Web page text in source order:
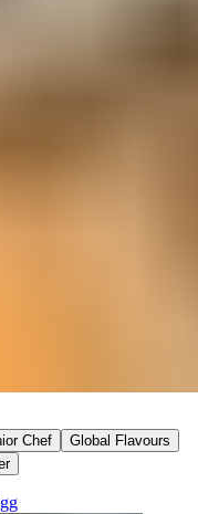
Global Flavours​​​​‌ ‍ ​‍​‍‌‍ ‌ ​‍‌‍‍‌‌‍‌ ‌‍‍‌‌‍ ‍​‍​‍​ ‍‍​‍​‍‌ ​ ‌‍​‌‌‍ ‍‌‍‍‌‌ ‌​‌ ‍‌​‍ ‍‌‍‍‌‌‍ ​‍​‍​‍ ​​‍​‍‌‍‍​‌ ​‍‌‍‌‌‌‍‌‍​‍​‍​ ‍‍​‍​‍‌‍‍​‌ ‌​‌ ‌​‌ ​​‌ ​ ​ ‍‍​‍ ​‍ ‌‍ ​​‍ ‌‌‍​‌‌‍ ‍‌‍‌​​‍ ‌‌ ​‍​‍ ‌‌‍‍​‌‍ ‌ ‌​‌‍‌‌‌‍ ​‌ ​ ​‍ ‌‌ ​ ‌ ‌​‌ ‌‌‌‍‌​‌‍‍‌‌‍ ​‍ ‍‌ ‌‍‌‍‌‌‌ ​‍‌‍​ ‌‍‌‌‌‍ ​​‍ ‍‌‍​‌‌ ​​‌ ​​​‍ ‌‍‍‌‌‍ ‍‌ ‌​‌‍‌‌‌‍ ‍‌ ‌​​‍ ‌‍‌‌‌‍‌​‌‍‍‌‌ ‌​​‍ ‌‍ ‌‌‍ ‌‍‌​‌‍‌‌​ ‌‌ ​​‌ ​‍‌‍‌‌‌ ​ ‌‍‌‌‌‍ ‍‌ ‌​‌‍​‌‌ ‌​‌‍‍‌‌‍ ‌‍ ‍​ ‍ ‌‍‍‌‌‍‌​​ ‌​ ​ ‌‍​‌‌‍​‌​ ‍​‌‍​ ‌‍‌‌‌‍​‍​ ‌‍​‍ ‌‌‍​‍​ ‌ ​ ​‍​ ​ ​‍ ‌​ ‌​​ ‌ ​ ‍‌​ ​ ​‍ ‌​ ‍‌‌‍​‍‌‍‌‍‌‍‌‍​‍ ‌‌‍‌‍​ ‍‌​ ​ ​ ​‌​ ‌​‌‍‌‌​ ‍‌​ ‍​‌‍‌​​ ‍​​ ​‍​ ‌​​ ‍ ‌ ‌​‌ ‍‌‌ ​​‌‍‌‌​ ‌‌‍‍​‌‍ ‌ ‌​‌‍‌‌‌‍ ​‌​​ ‌‍ ​‌‍​‌‌ ​ ‌ ​ ‌​​ ‌‍​‌‌ ‌​‌‍‌‌‌‍‌ ‌‍ ‌ ​‍‌ ‍‌​ ‍ ‌ ​​‌‍​‌‌ ‌​‌‍‍​​ ‌‌ ‌​‌‍‍‌‌ ‌​‌‍ ​‌‍‌‌​ ‌‍​‍‌‍​‌‌ ​ ‌‍‌‌‌‌‌‌‌ ​‍‌‍ ​​ ‌‌‍‍​‌ ‌​‌ ‌​‌ ​​‌ ​ ​‍‌‌​ ​ ‌​​‌​‍‌‌​ ​‍‌​‌‍​‍‌‌​ ​‍‌​‌‍‌‍ ​​‍ ‌‌‍​‌‌‍ ‍‌‍‌​​‍ ‌‌ ​‍​‍ ‌‌‍‍​‌‍ ‌ ‌​‌‍‌‌‌‍ ​‌ ​ ​‍ ‌‌ ​ ‌ ‌​‌ ‌‌‌‍‌​‌‍‍‌‌‍ ​‍ ‍‌ ‌‍‌‍‌‌‌ ​‍‌‍​ ‌‍‌‌‌‍ ​​‍ ‍‌‍​‌‌ ​​‌ ​​​‍‌‍‌‍‍‌‌‍‌​​ ‌​ ​ ‌‍​‌‌‍​‌​ ‍​‌‍​ ‌‍‌‌‌‍​‍​ ‌‍​‍ ‌‌‍​‍​ ‌ ​ ​‍​ ​ ​‍ ‌​ ‌​​ ‌ ​ ‍‌​ ​ ​‍ ‌​ ‍‌‌‍​‍‌‍‌‍‌‍‌‍​‍ ‌‌‍‌‍​ ‍‌​ ​ ​ ​‌​ ‌​‌‍‌‌​ ‍‌​ ‍​‌‍‌​​ ‍​​ ​‍​ ‌​​‍‌‍‌ ‌​‌ ‍‌‌ ​​‌‍‌‌​ ‌‌‍‍​‌‍ ‌ ‌​‌‍‌‌‌‍ ​‌​​ ‌‍ ​‌‍​‌‌ ​ ‌ ​ ‌​​ ‌‍​‌‌ ‌​‌‍‌‌‌‍‌ ‌‍ ‌ ​‍‌ ‍‌​‍‌‍‌ ​​‌‍​‌‌ ‌​‌‍‍​​ ‌‌ ‌​‌‍‍‌‌ ‌​‌‍ ​‌‍‌‌​‍‌‍‌ ​​‌‍‌‌‌ ​‍‌ ​ ‌ ​​‌‍‌‌‌‍​ ‌ ‌​‌‍‍‌‌ ‌‍‌‍‌‌​ ‌‌ ​​‌ ‌‌‌‍​‍‌‍ ​‌‍‍‌‌ ​ ‌‍‍​‌‍‌‌‌‍‌​​‍​‍‌ ‌